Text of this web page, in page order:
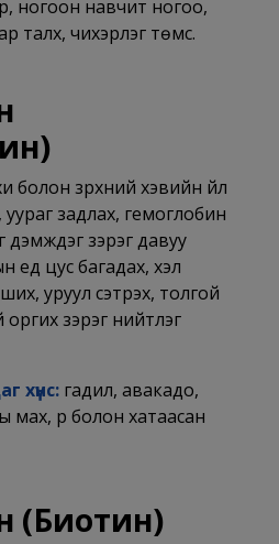
ногоон навчит ногоо,
талх, чихэрлэг төмс.
зүрхний хэвийн үйл
задлах, гемоглобин
дэмждэг зэрэг давуу
үед цус багадах, хэл
уруул сэтрэх, толгой
зэрэг нийтлэг
хүнс:гадил, авакадо,
үр болон хатаасан
(Биотин)